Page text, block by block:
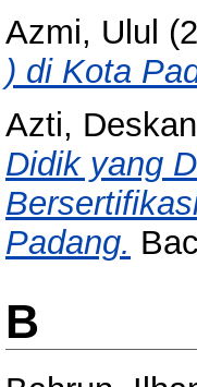
Azmi, Ulul
) di Kota
Azti,
Didik yang
Padang.
B